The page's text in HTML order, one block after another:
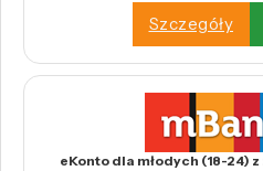
Szczegóły
eKonto dla młodych (18-24) z